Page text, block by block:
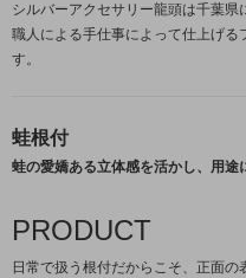
シルバーアクセサリー龍頭は千葉県
職人による手仕事によって仕上げ
す。
蛙根付
蛙の愛嬌ある立体感を活かし、用
PRODUCT
日常で扱う根付だからこそ、正面